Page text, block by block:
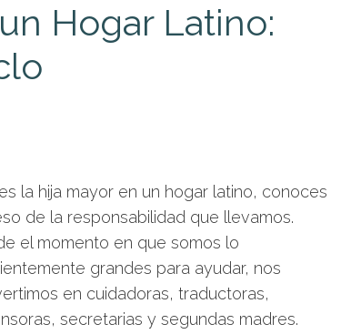
Hogar Latino:
la hija mayor en un hogar latino, conoces
de la responsabilidad que llevamos.
el momento en que somos lo
grandes para ayudar, nos
en cuidadoras, traductoras,
secretarias y segundas madres.